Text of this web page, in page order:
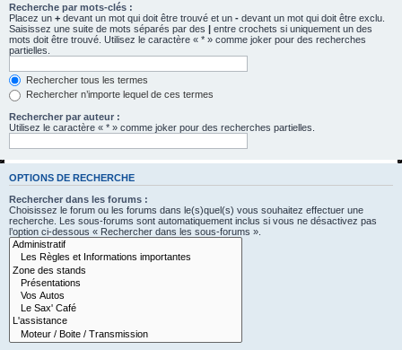
Recherche par mots-clés :
Placez un + devant un mot qui doit être trouvé et un - devant un mot qui doit être exclu.
Saisissez une suite de mots séparés par des | entre crochets si uniquement un des
mots doit être trouvé. Utilisez le caractère « * » comme joker pour des recherches
partielles.
Rechercher tous les termes
Rechercher n’importe lequel de ces termes
Rechercher par auteur :
Utilisez le caractère « * » comme joker pour des recherches partielles.
OPTIONS DE RECHERCHE
Rechercher dans les forums :
Choisissez le forum ou les forums dans le(s)quel(s) vous souhaitez effectuer une
recherche. Les sous-forums sont automatiquement inclus si vous ne désactivez pas
l’option ci-dessous « Rechercher dans les sous-forums ».